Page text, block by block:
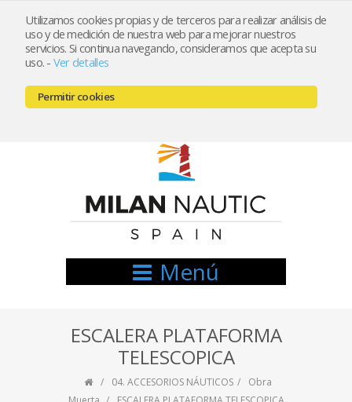
Utilizamos cookies propias y de terceros para realizar análisis de
uso y de medición de nuestra web para mejorar nuestros
servicios. Si continua navegando, consideramos que acepta su
uso. - Ver detalles
Permitir cookies
Registrarse Mi cuenta
666521122 // 654999333
Menú
ESCALERA PLATAFORMA
TELESCOPICA
04. ACCESORIOS NÁUTICOS
Obra